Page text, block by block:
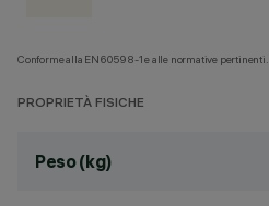
Conforme alla EN60598-1 e alle normative pertinenti.
PROPRIETÀ FISICHE
Peso (kg)